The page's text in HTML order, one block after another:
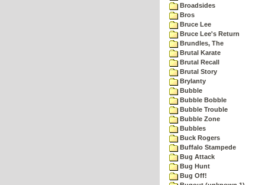
Broadsides
Bros
Bruce Lee
Bruce Lee's Return
Brundles, The
Brutal Karate
Brutal Recall
Brutal Story
Brylanty
Bubble
Bubble Bobble
Bubble Trouble
Bubble Zone
Bubbles
Buck Rogers
Buffalo Stampede
Bug Attack
Bug Hunt
Bug Off!